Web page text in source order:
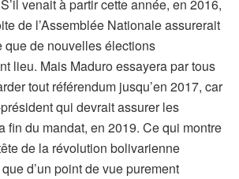
venait à partir cette année, en 2016,
de l’Assemblée Nationale assurerait
que de nouvelles élections
lieu. Mais Maduro essayera par tous
tout référendum jusqu’en 2017, car
qui devrait assurer les
fin du mandat, en 2019. Ce qui montre
de la révolution bolivarienne
d’un point de vue purement